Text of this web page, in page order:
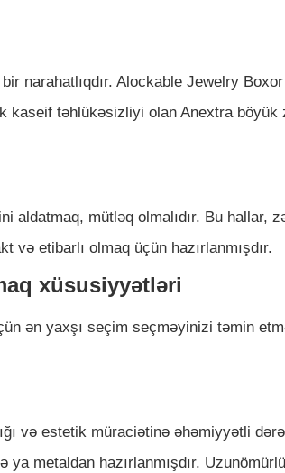
narahatlıqdır. Alockable Jewelry
kaseif təhlükəsizliyi olan Anextra böyük
aldatmaq, mütləq olmalıdır. Bu hallar,
və etibarlı olmaq üçün hazırlanmışdır.
xüsusiyyətləri
ən yaxşı seçim seçməyinizi təmin
və estetik müraciətinə əhəmiyyətli
metaldan hazırlanmışdır.